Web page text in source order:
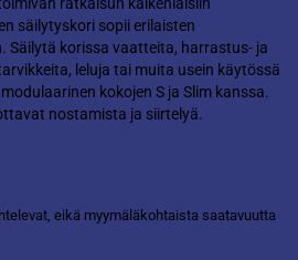
säilytyskori sopii erilaisten
Säilytä korissa vaatteita, harrastus- ja
leluja tai muita usein käytössä
kokojen S ja Slim kanssa.
nostamista ja siirtelyä.
eikä myymäläkohtaista saatavuutta